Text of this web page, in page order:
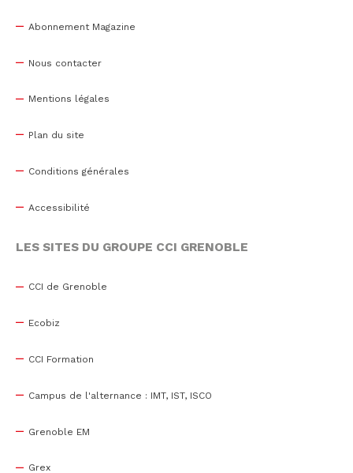
Abonnement Magazine
Nous contacter
Mentions légales
Plan du site
Conditions générales
Accessibilité
LES SITES DU GROUPE CCI GRENOBLE
CCI de Grenoble
Ecobiz
CCI Formation
Campus de l'alternance : IMT, IST, ISCO
Grenoble EM
Grex